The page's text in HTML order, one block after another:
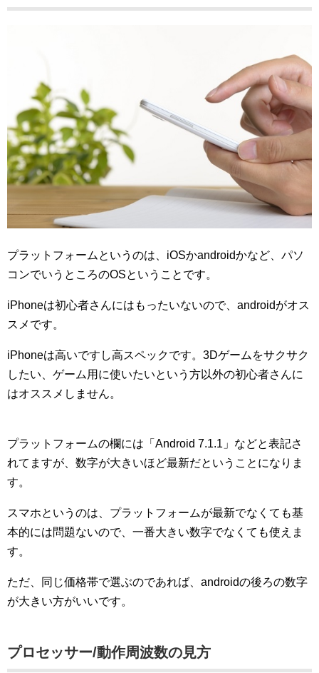
プラットフォームというのは、iOSかandroidかなど、パソ
コンでいうところのOSということです。
iPhoneは初心者さんにはもったいないので、androidがオス
スメです。
iPhoneは高いですし高スペックです。3Dゲームをサクサク
したい、ゲーム用に使いたいという方以外の初心者さんに
はオススメしません。
プラットフォームの欄には「Android 7.1.1」などと表記さ
れてますが、数字が大きいほど最新だということになりま
す。
スマホというのは、プラットフォームが最新でなくても基
本的には問題ないので、一番大きい数字でなくても使えま
す。
ただ、同じ価格帯で選ぶのであれば、androidの後ろの数字
が大きい方がいいです。
プロセッサー/動作周波数の見方